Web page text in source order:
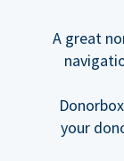
A great
your